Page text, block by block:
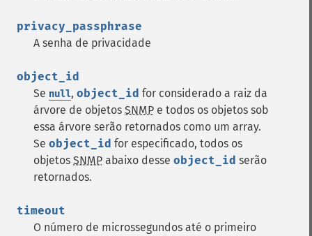
privacy_passphrase
A senha de privacidade
object_id
Se null, object_id for considerado a raiz da
árvore de objetos SNMP e todos os objetos sob
essa árvore serão retornados como um array.
Se object_id for especificado, todos os
objetos SNMP abaixo desse object_id serão
retornados.
timeout
O número de microssegundos até o primeiro